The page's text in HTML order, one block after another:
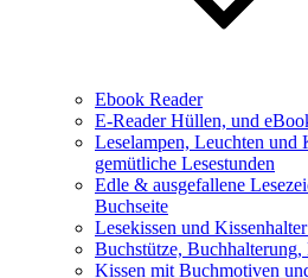
Ebook Reader
E-Reader Hüllen, und
Leselampen, Leuchten und
gemütliche Lesestunden
Edle & ausgefallene
Buchseite
Lesekissen und
Buchstütze, Buchhalterung,
Kissen mit Buchmotiven